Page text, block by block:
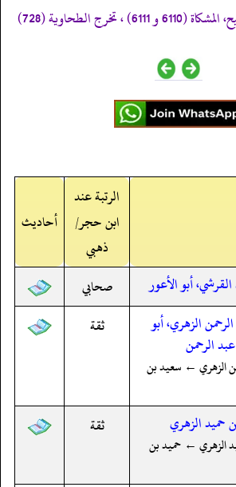
و 6111) ، تخرج الطحاوية (728)
الرتبة عند
ابن حجر/
ذهبي
أحاديث
أبو الأعور
صحابي
الزهري، أبو
الرحمن
الزهري ← سعيد بن
ثقة
حميد الزهري
الزهري ← حميد بن
ثقة